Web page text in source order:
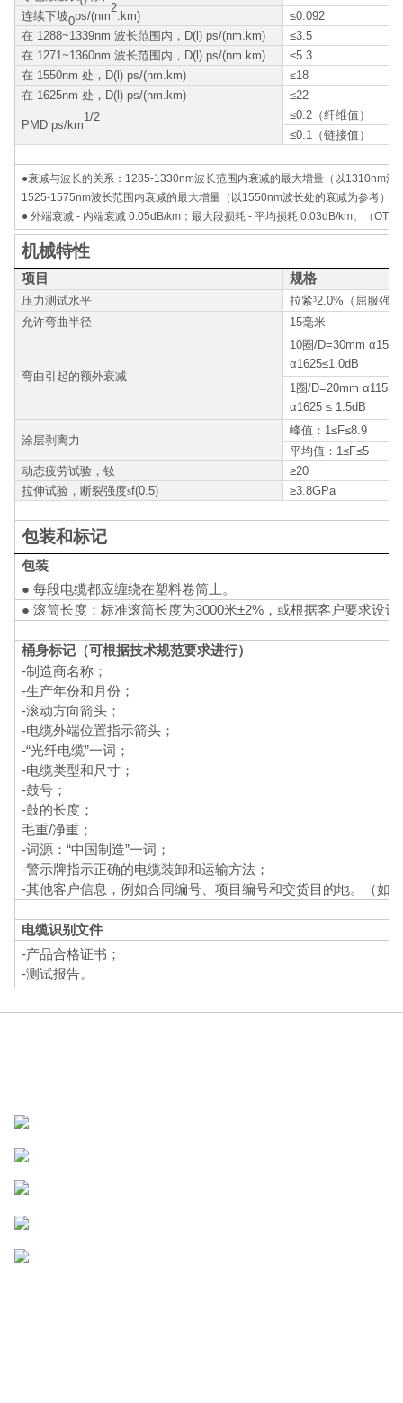
连续下坡0ps/(nm
2
.km)
≤0.092
在 1288~1339nm 波长范围内，D(l) ps/(nm.km)
≤3.5
在 1271~1360nm 波长范围内，D(l) ps/(nm.km)
≤5.3
在 1550nm 处，D(l) ps/(nm.km)
≤18
在 1625nm 处，D(l) ps/(nm.km)
≤22
PMD ps/km
1/2
≤0.2（纤维值）
≤0.1（链接值）
●衰减与波长的关系：1285-1330nm波长范围内衰减的最大增量（以1310nm波
1525-1575nm波长范围内衰减的最大增量（以1550nm波长处的衰减为参考）
● 外端衰减 - 内端衰减 0.05dB/km；最大段损耗 - 平均损耗 0.03dB/km。（
机械特性
项目 规格
压力测试水平 拉紧³2.0%（屈服强
允许弯曲半径
15毫米
弯曲引起的额外衰减
10圈/D=30mm
α1625≤1.0dB
1圈/D=20mm
α1625 ≤ 1.5dB
涂层剥离力
峰值 ： 1≤F≤8.9
平均值 ： 1≤F≤5
动态疲劳试验，钕
≥20
拉伸试验，断裂强度sf(0.5) ≥3.8GPa
包装和标记
包装
● 每段电缆都应缠绕在塑料卷筒上。
● 滚筒长度：标准滚筒长度为3000米±2%，或根据客户要求设计
桶身标记（可根据技术规范要求进行）
-制造商名称；
-生产年份和月份；
-滚动方向箭头；
-电缆外端位置指示箭头；
-“光纤电缆”一词；
-电缆类型和尺寸；
-鼓号；
-鼓的长度；
毛重/净重；
-词源：“中国制造”一词；
-警示牌指示正确的电缆装卸和运输方法；
-其他客户信息，例如合同编号、项目编号和交货目的地。（如
电缆识别文件
-产品合格证书；
-测试报告。